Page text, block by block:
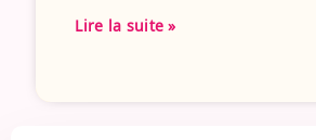
Lire la suite »